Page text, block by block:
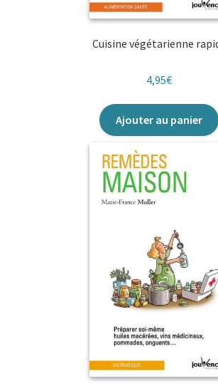
Cuisine végétarienne
4,95€
Ajouter au panier